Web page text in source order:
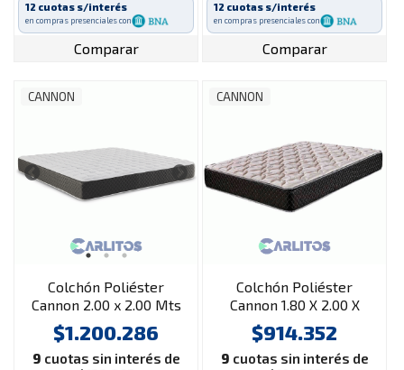
12 cuotas s/interés
en compras presenciales con
Comparar
12 cuotas s/interés
en compras presenciales con
Comparar
CANNON
Colchón Poliéster
Cannon 2.00 x 2.00 Mts
Renovation
$1.200.286
9 cuotas sin interés de
CANNON
Colchón Poliéster
Cannon 1.80 X 2.00 X
0.25 Mts Exclusive
$914.352
9 cuotas sin interés de